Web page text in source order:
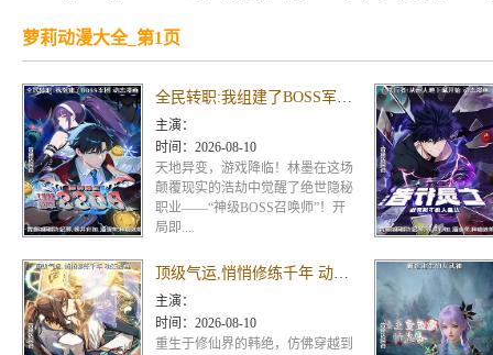
萝莉动漫大全_第1页
全民转职:我组建了BOSS军团 动态漫画
主演：
时间： 2026-08-10
天地异变，游戏降临！林墨在这场
颠覆现实的浩劫中觉醒了绝世隐秘
职业——“神级BOSS召唤师”！开
局即....
顶级气运,悄悄修练千年 动态漫画
主演：
时间： 2026-08-10
重生于修仙界的韩绝，仿佛穿越到